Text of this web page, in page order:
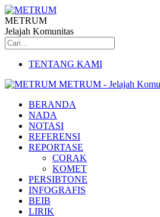
METRUM
Jelajah Komunitas
TENTANG KAMI
METRUM - Jelajah
BERANDA
NADA
NOTASI
REFERENSI
REPORTASE
CORAK
KOMET
PERSIBTONE
INFOGRAFIS
BEIB
LIRIK